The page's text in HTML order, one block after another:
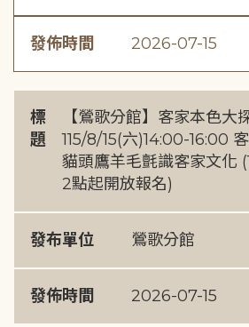
發佈時間 2026-07-15
標
題
【鶯歌分館】客家本色大
115/8/15(六)14:00-16:00
貓頭鷹羊毛氈識客家文化
2點起開放報名)
發布單位 鶯歌分館
發佈時間 2026-07-15